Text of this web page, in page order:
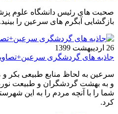
صحبت های رئیس دانشگاه علوم
بازگشایی آبگرم های سرعین را بینید.
26 اردیبهشت 1399
جاذبه های گردشگری
سرعین به لحاظ منابع طبیعی بکر و
و به بهشت گردشگران و طبیعت
شما را با آنچه مردم را به این
کرد.